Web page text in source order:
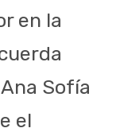
en la
Sofía
el